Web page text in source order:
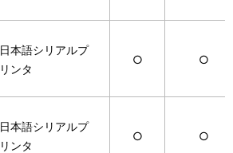
日本語シリアルプ
リンタ
○ ○
日本語シリアルプ
リンタ
○ ○